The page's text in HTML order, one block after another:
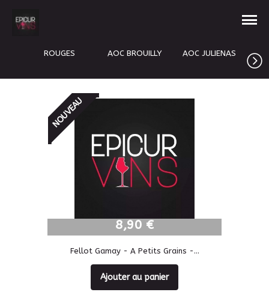
ROUGES AOC BROUILLY AOC JULIENAS
8,90 €
8,90 €
NOUVEAU
Fellot Gamay - A Petits Grains -...
Ajouter au panier